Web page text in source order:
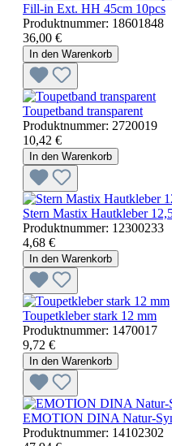
Fill-in Ext. HH 45cm 10pcs
Produktnummer: 18601848
36,00 €
In den Warenkorb
Toupetband transparent
Produktnummer: 2720019
10,42 €
In den Warenkorb
Stern Mastix Hautkleber
Produktnummer: 12300233
4,68 €
In den Warenkorb
Toupetkleber stark 12 mm
Produktnummer: 1470017
9,72 €
In den Warenkorb
EMOTION DINA Natur-
Produktnummer: 14102302